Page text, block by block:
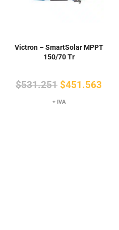
Victron – SmartSolar MPPT
150/70 Tr
$531.251 El
precio
$451.563
+ IVA